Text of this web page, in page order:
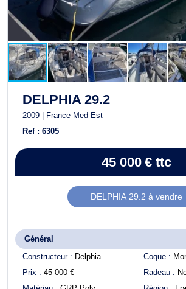
DELPHIA 29.2
2009 | France Med Est
Ref : 6305
45 000 €ttc
DELPHIA 29.2 à vendre
Général
Constructeur : Delphia
Prix : 45 000 €
Coque :
Radeau :